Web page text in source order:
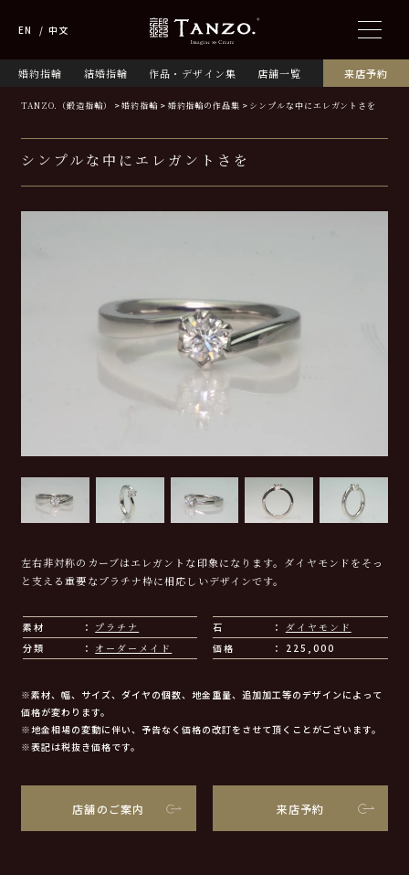
婚約指輪 結婚指輪 作品・デザイン集 店舗一覧 来店予約
EN 中文
TANZO.（鍛造指輪） 婚約指輪 婚約指輪の作品集 シンプルな中にエレガントさを
シンプルな中にエレガントさを
左右非対称のカーブはエレガントな印象になります。ダイヤモンドをそっ
と支える重要なプラチナ枠に相応しいデザインです。
素材 プラチナ 石
ダイヤモンド
分類
オーダーメイド 価格 225,000
※素材、幅、サイズ、ダイヤの個数、地金重量、追加加工等のデザインによって
価格が変わります。
※地金相場の変動に伴い、予告なく価格の改訂をさせて頂くことがございます。
※表記は税抜き価格です。
店舗のご案内 来店予約